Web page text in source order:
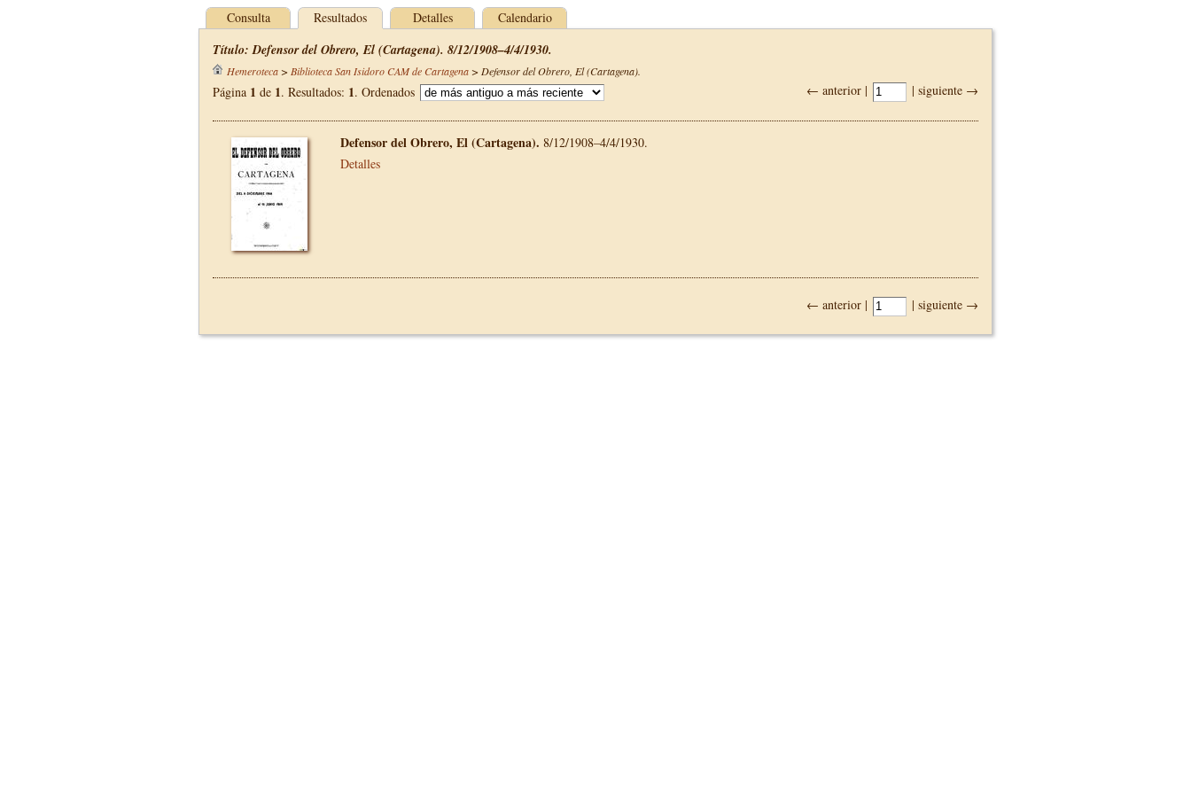
Consulta Resultados Detalles Calendario
Título: Defensor del Obrero, El (Cartagena). 8/12/1908–4/4/1930.
Hemeroteca> Biblioteca San Isidoro CAM de Cartagena> Defensor del Obrero, El (Cartagena).
← anterior | | siguiente →
Página 1 de 1. Resultados: 1. Ordenados
Defensor del Obrero, El (Cartagena). 8/12/1908–4/4/1930.
Detalles
← anterior | | siguiente →